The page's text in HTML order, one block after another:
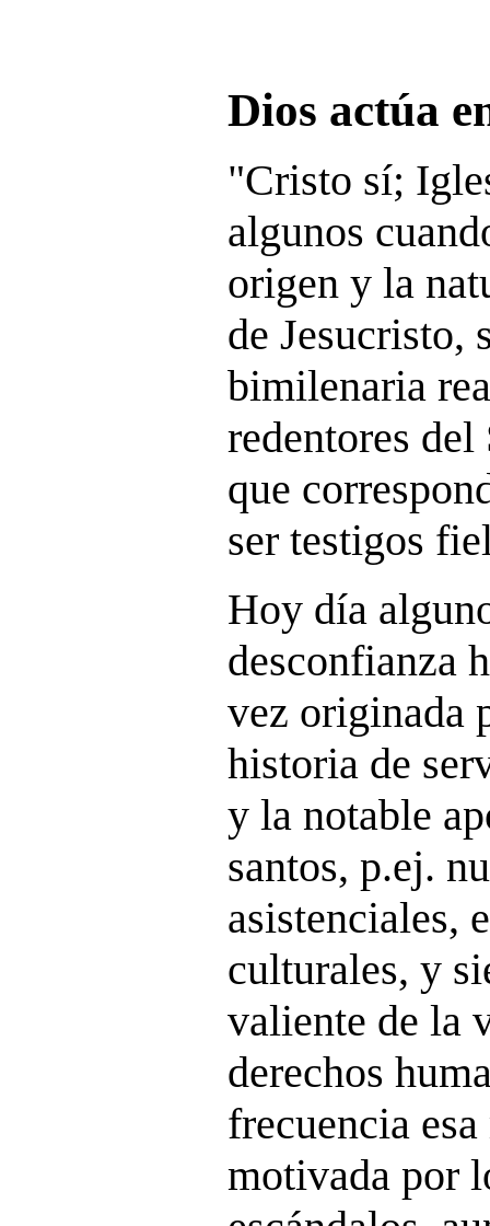
Dios actúa
"Cristo sí;
algunos
origen y la
de Jesucristo,
bimilenaria
redentores
que
ser testigos
Hoy día
desconfianza
vez originada
historia de
y la notable
santos, p.ej.
asistenciales,
culturales, y
valiente de la
derechos
frecuencia
motivada por